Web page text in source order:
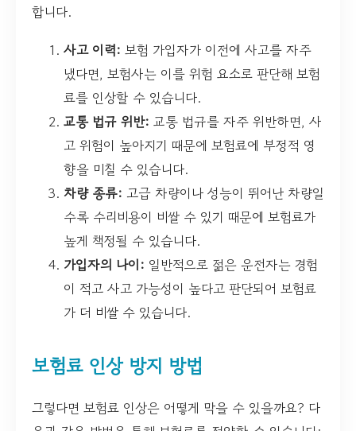
합니다.
사고 이력: 보험 가입자가 이전에 사고를 자주
냈다면, 보험사는 이를 위험 요소로 판단해 보험
료를 인상할 수 있습니다.
교통 법규 위반: 교통 법규를 자주 위반하면, 사
고 위험이 높아지기 때문에 보험료에 부정적 영
향을 미칠 수 있습니다.
차량 종류: 고급 차량이나 성능이 뛰어난 차량일
수록 수리비용이 비쌀 수 있기 때문에 보험료가
높게 책정될 수 있습니다.
가입자의 나이: 일반적으로 젊은 운전자는 경험
이 적고 사고 가능성이 높다고 판단되어 보험료
가 더 비쌀 수 있습니다.
보험료 인상 방지 방법
그렇다면 보험료 인상은 어떻게 막을 수 있을까요? 다